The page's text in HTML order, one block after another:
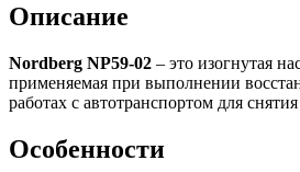
Описание
Nordberg NP59-02 – это изогнутая
применяемая при выполнении
работах с автотранспортом для
Особенности